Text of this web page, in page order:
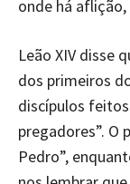
onde há
Leão XIV disse
dos primeiros
discípulos
pregadores”. O
Pedro”,